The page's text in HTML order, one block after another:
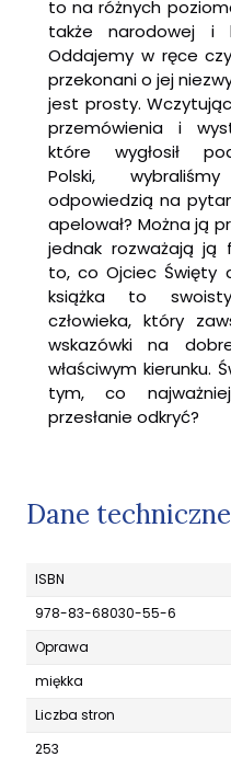
to na różnych
także narodowej i
Oddajemy w ręce
przekonani o jej
jest prosty.
przemówienia i
które wygłosił
Polski,
odpowiedzią na
apelował? Można ją
jednak rozważają ją
to, co Ojciec Święty
książka to
człowieka, który
wskazówki na
właściwym kierunku.
tym, co
przesłanie odkryć?
Dane techniczne
ISBN
978-83-68030-55-6
Oprawa
miękka
Liczba stron
253